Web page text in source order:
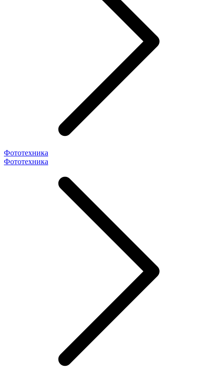
Фототехника
Фототехника